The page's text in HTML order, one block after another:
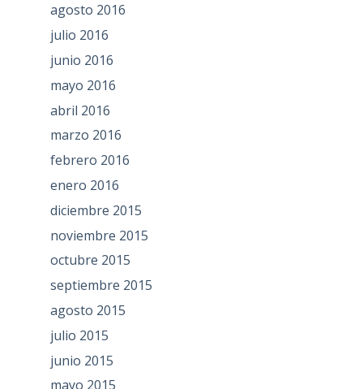
agosto 2016
julio 2016
junio 2016
mayo 2016
abril 2016
marzo 2016
febrero 2016
enero 2016
diciembre 2015
noviembre 2015
octubre 2015
septiembre 2015
agosto 2015
julio 2015
junio 2015
mayo 2015